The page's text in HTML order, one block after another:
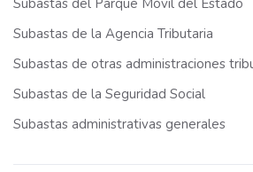
Subastas del Parque Móvil del Estado
Subastas de la Agencia Tributaria
Subastas de otras administraciones
Subastas de la Seguridad Social
Subastas administrativas generales